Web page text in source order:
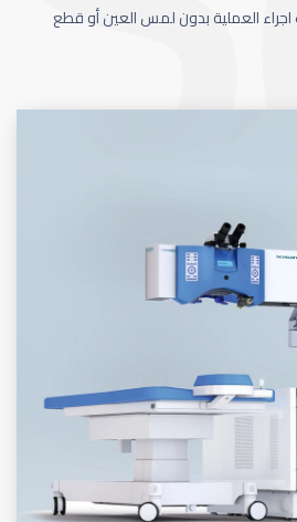
اجراء العملية بدون لمس العين أو قطع